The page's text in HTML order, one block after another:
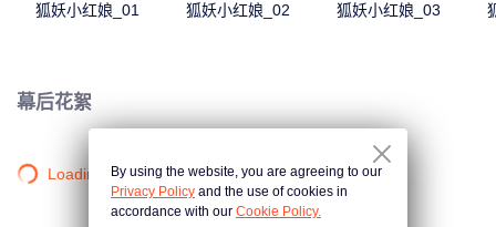
狐妖小红娘_01 狐妖小红娘_02 狐妖小红娘_03
幕后花絮
Loading…By using the website, you are agreeing to our
Privacy Policy and the use of cookies in
accordance with our Cookie Policy.